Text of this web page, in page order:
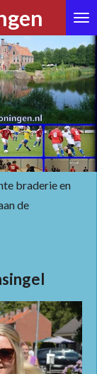
braderie en
de